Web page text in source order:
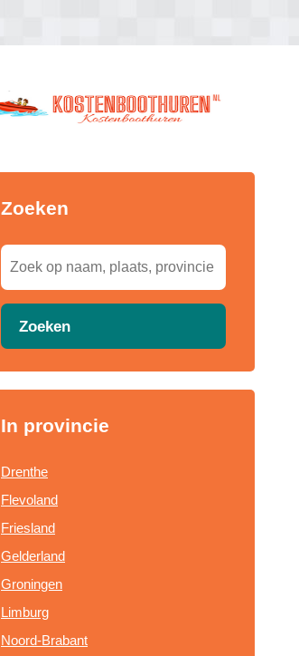
Zoeken
Zoeken
In provincie
Drenthe
Flevoland
Friesland
Gelderland
Groningen
Limburg
Noord-Brabant